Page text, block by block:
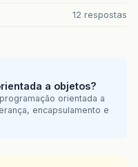
12 respostas
a objetos?
orientada a
encapsulamento e